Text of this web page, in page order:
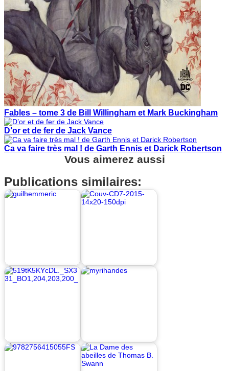
Fables – tome 3 de Bill Willingham et Mark Buckingham
D’or et de fer de Jack Vance
Ca va faire très mal ! de Garth Ennis et Darick Robertson
Vous aimerez aussi
Publications similaires: